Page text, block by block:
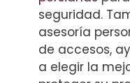
seguridad.
asesoría
de accesos,
a elegir la